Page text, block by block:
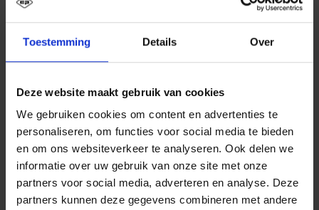
Toestemming Details Over
Deze website maakt gebruik van cookies
We gebruiken cookies om content en advertenties te
personaliseren, om functies voor social media te bieden
en om ons websiteverkeer te analyseren. Ook delen we
informatie over uw gebruik van onze site met onze
partners voor social media, adverteren en analyse. Deze
partners kunnen deze gegevens combineren met andere